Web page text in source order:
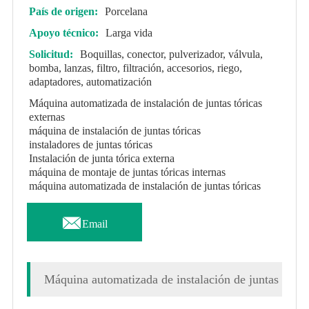
País de origen:
Porcelana
Apoyo técnico:
Larga vida
Solicitud:
Boquillas, conector, pulverizador, válvula,
bomba, lanzas, filtro, filtración, accesorios, riego,
adaptadores, automatización
Máquina automatizada de instalación de juntas tóricas
externas
máquina de instalación de juntas tóricas
instaladores de juntas tóricas
Instalación de junta tórica externa
máquina de montaje de juntas tóricas internas
máquina automatizada de instalación de juntas tóricas
Email
Máquina automatizada de instalación de juntas